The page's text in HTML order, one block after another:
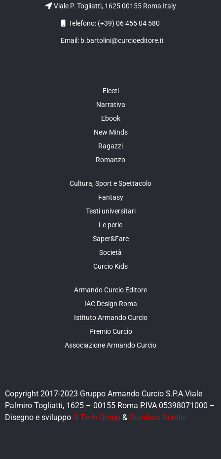
Viale P. Togliatti, 1625 00155 Roma Italy
Telefono: (+39) 06 455 04 580
Email: b.bartolini@curcioeditore.it
Electi
Narrativa
Ebook
New Minds
Ragazzi
Romanzo
Cultura, Sport e Spettacolo
Fantasy
Testi universitari
Le perle
Saper&Fare
Società
Curcio Kids
Armando Curcio Editore
IAC Design Roma
Istituto Armando Curcio
Premio Curcio
Associazione Armando Curcio
Copyright 2017-2023 Gruppo Armando Curcio S.P.A.Viale
Palmiro Togliatti, 1625 – 00155 Roma P.IVA 05398071000 –
Disegno e sviluppo G Tech Group & Gianluca Gentile